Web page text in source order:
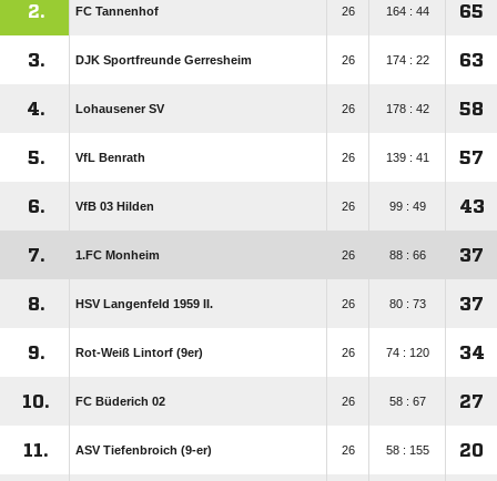
2. FC Tannenhof 26 164 : 44 65
3. DJK Sportfreunde Gerresheim 26 174 : 22 63
4. Lohausener SV 26 178 : 42 58
5. VfL Benrath 26 139 : 41 57
6. VfB 03 Hilden 26 99 : 49 43
7. 1.FC Monheim 26 88 : 66 37
8. HSV Langenfeld 1959 II. 26 80 : 73 37
9. Rot-Weiß Lintorf (9er) 26 74 : 120 34
10. FC Büderich 02 26 58 : 67 27
11. ASV Tiefenbroich (9-er) 26 58 : 155 20